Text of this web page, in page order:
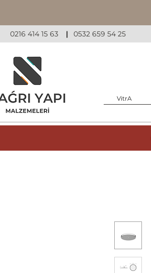
0216 414 15 63 | 0532 659 54 25
VitrA